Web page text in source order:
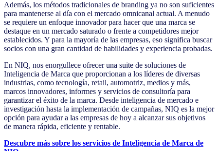
Además, los métodos tradicionales de branding ya no son suficientes
para mantenerse al día con el mercado omnicanal actual. A menudo
se requiere un enfoque innovador para hacer que una marca se
destaque en un mercado saturado o frente a competidores mejor
establecidos. Y para la mayoría de las empresas, eso significa buscar
socios con una gran cantidad de habilidades y experiencia probadas.
En NIQ, nos enorgullece ofrecer una suite de soluciones de
Inteligencia de Marca que proporcionan a los líderes de diversas
industrias, como tecnología, retail, automotriz, medios y más,
marcos innovadores, informes y servicios de consultoría para
garantizar el éxito de la marca. Desde inteligencia de mercado e
investigación hasta la implementación de campañas, NIQ es la mejor
opción para ayudar a las empresas de hoy a alcanzar sus objetivos
de manera rápida, eficiente y rentable.
Descubre más sobre los servicios de Inteligencia de Marca de